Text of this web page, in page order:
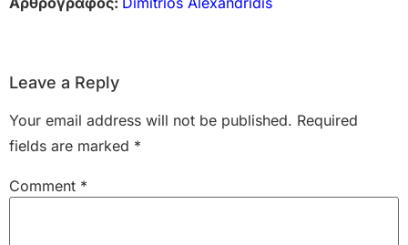
Leave a Reply
Your email address will not be published. Required
fields are marked *
Comment *